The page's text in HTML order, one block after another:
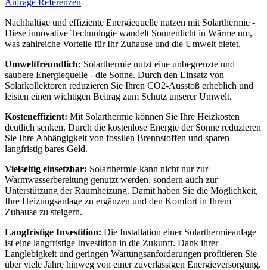
Nachhaltige und effiziente Energiequelle nutzen mit Solarthermie -
Diese innovative Technologie wandelt Sonnenlicht in Wärme um,
was zahlreiche Vorteile für Ihr Zuhause und die Umwelt bietet.
Umweltfreundlich: Solarthermie nutzt eine unbegrenzte und
saubere Energiequelle - die Sonne. Durch den Einsatz von
Solarkollektoren reduzieren Sie Ihren CO2-Ausstoß erheblich und
leisten einen wichtigen Beitrag zum Schutz unserer Umwelt.
Kosteneffizient: Mit Solarthermie können Sie Ihre Heizkosten
deutlich senken. Durch die kostenlose Energie der Sonne reduzieren
Sie Ihre Abhängigkeit von fossilen Brennstoffen und sparen
langfristig bares Geld.
Vielseitig einsetzbar: Solarthermie kann nicht nur zur
Warmwasserbereitung genutzt werden, sondern auch zur
Unterstützung der Raumheizung. Damit haben Sie die Möglichkeit,
Ihre Heizungsanlage zu ergänzen und den Komfort in Ihrem
Zuhause zu steigern.
Langfristige Investition: Die Installation einer Solarthermieanlage
ist eine langfristige Investition in die Zukunft. Dank ihrer
Langlebigkeit und geringen Wartungsanforderungen profitieren Sie
über viele Jahre hinweg von einer zuverlässigen Energieversorgung.